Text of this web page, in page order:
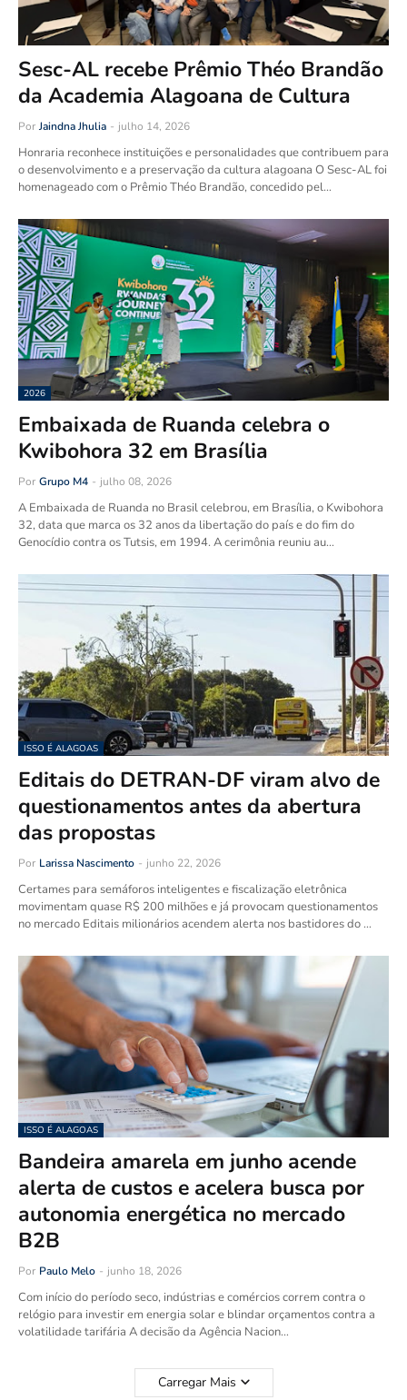
Sesc-AL recebe Prêmio Théo Brandão
da Academia Alagoana de Cultura
Por Jaindna Jhulia - julho 14, 2026
Honraria reconhece instituições e personalidades que contribuem para
o desenvolvimento e a preservação da cultura alagoana O Sesc-AL foi
homenageado com o Prêmio Théo Brandão, concedido pel…
2026
Embaixada de Ruanda celebra o
Kwibohora 32 em Brasília
Por Grupo M4 - julho 08, 2026
A Embaixada de Ruanda no Brasil celebrou, em Brasília, o Kwibohora
32, data que marca os 32 anos da libertação do país e do fim do
Genocídio contra os Tutsis, em 1994. A cerimônia reuniu au…
ISSO É ALAGOAS
Editais do DETRAN-DF viram alvo de
questionamentos antes da abertura
das propostas
Por Larissa Nascimento - junho 22, 2026
Certames para semáforos inteligentes e fiscalização eletrônica
movimentam quase R$ 200 milhões e já provocam questionamentos
no mercado Editais milionários acendem alerta nos bastidores do …
ISSO É ALAGOAS
Bandeira amarela em junho acende
alerta de custos e acelera busca por
autonomia energética no mercado
B2B
Por Paulo Melo - junho 18, 2026
Com início do período seco, indústrias e comércios correm contra o
relógio para investir em energia solar e blindar orçamentos contra a
volatilidade tarifária A decisão da Agência Nacion…
Carregar Mais